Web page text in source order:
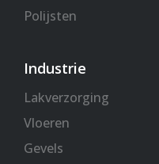
Polijsten
Industrie
Lakverzorging
Vloeren
Gevels